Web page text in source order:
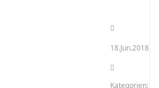
18.Jun.2018
Kategorien: